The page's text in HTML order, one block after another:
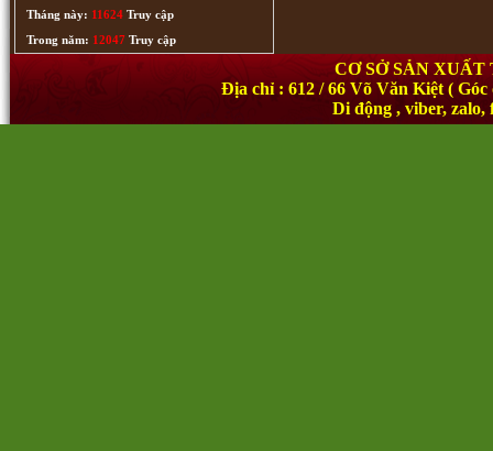
Tháng này: 11624 Truy cập
Trong năm: 12047 Truy cập
CƠ SỞ SẢN
Địa chỉ : 612 / 66 Võ Văn Kiệt (
Di động , viber,